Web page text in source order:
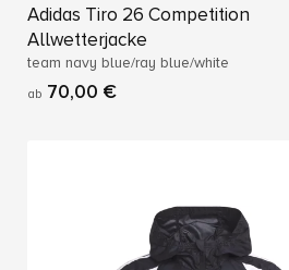
Adidas Tiro 26 Competition
Allwetterjacke
team navy blue/ray blue/white
ab 70,00 €